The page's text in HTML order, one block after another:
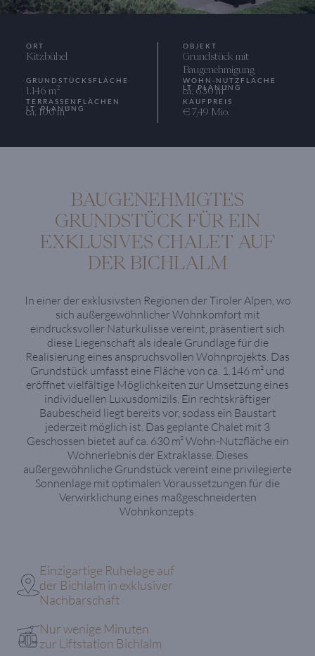
ORT
Kitzbühel
OBJEKT
Grundstück mit
Baugenehmigung
GRUNDSTÜCKSFLÄCHE
1.146 m 2
WOHN-NUTZFLÄCHE
LT. PLANUNG
ca. 630 m 2
TERRASSENFLÄCHEN
LT. PLANUNG
ca. 100 m2
KAUFPREIS
€ 7,49 Mio.
BAUGENEHMIGTES
GRUNDSTÜCK FÜR EIN
EXKLUSIVES CHALET AUF
DER BICHLALM
In einer der exklusivsten Regionen der Tiroler Alpen, wo
sich außergewöhnlicher Wohnkomfort mit
eindrucksvoller Naturkulisse vereint, präsentiert sich
diese Liegenschaft als ideale Grundlage für die
Realisierung eines anspruchsvollen Wohnprojekts. Das
Grundstück umfasst eine Fläche von ca. 1.146 m² und
eröffnet vielfältige Möglichkeiten zur Umsetzung eines
individuellen Luxusdomizils. Ein rechtskräftiger
Baubescheid liegt bereits vor, sodass ein Baustart
jederzeit möglich ist. Das geplante Chalet mit 3
Geschossen bietet auf ca. 630 m² Wohn-Nutzfläche ein
Wohnerlebnis der Extraklasse. Dieses
außergewöhnliche Grundstück vereint eine privilegierte
Sonnenlage mit optimalen Voraussetzungen für die
Verwirklichung eines maßgeschneiderten
Wohnkonzepts.
Einzigartige Ruhelage auf
der Bichlalm in exklusiver
Nachbarschaft
Nur wenige Minuten
zur Liftstation Bichlalm